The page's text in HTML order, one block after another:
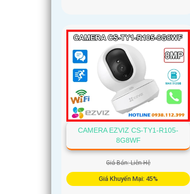
CAMERA EZVIZ CS-TY1-R105-
8G8WF
Giá Bán: Liên Hệ
Giá Khuyến Mại: 45%